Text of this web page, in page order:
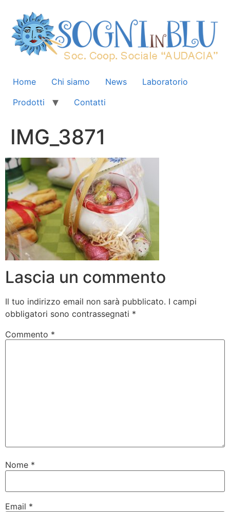
Home Chi siamo News
Laboratorio
Prodotti
Contatti
IMG_3871
Lascia un commento
Il tuo indirizzo email non sarà pubblicato. I campi
obbligatori sono contrassegnati *
Commento *
Nome *
Email *